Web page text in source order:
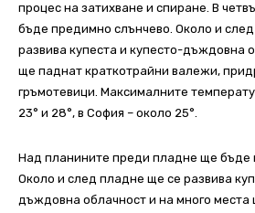
процес на затихване и спиране. В
бъде предимно слънчево. Около и
развива купеста и купесто-дъждовна
ще паднат краткотрайни валежи,
гръмотевици. Максималните
23° и 28°, в София – около 25°.
Над планините преди пладне ще бъде
Около и след пладне ще се развива
дъждовна облачност и на много